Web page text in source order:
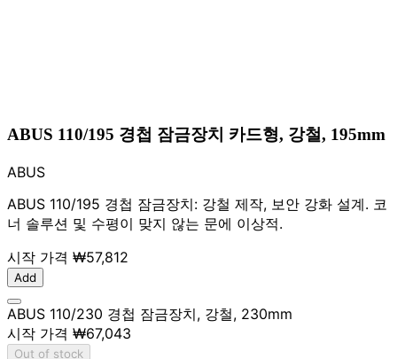
ABUS 110/195 경첩 잠금장치 카드형, 강철, 195mm
ABUS
ABUS 110/195 경첩 잠금장치: 강철 제작, 보안 강화 설계. 코
너 솔루션 및 수평이 맞지 않는 문에 이상적.
시작 가격 ₩57,812
Add
ABUS 110/230 경첩 잠금장치, 강철, 230mm
시작 가격 ₩67,043
Out of stock